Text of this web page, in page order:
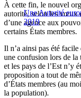
Une Autorité
2019
À cette fin, le nouvel
autorité, selon les vœux
d’une agence aux
certains États membres.
Il n’a ainsi pas été
une confusion lors de la
et les pays de l’Est n’y
proposition a tout de
d’États membres (au
la population).